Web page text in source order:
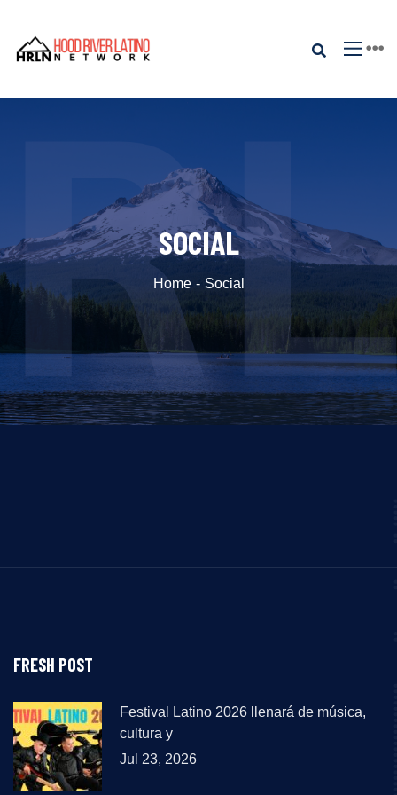
SOCIAL
Home Social
FRESH POST
Festival Latino 2026 llenará de música,
cultura y
Jul 23, 2026